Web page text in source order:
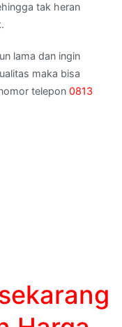
tak heran
lama dan ingin
maka bisa
telepon 0813